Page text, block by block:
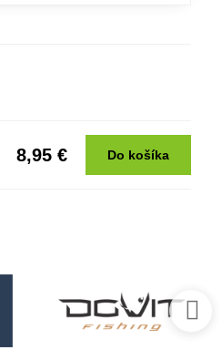
8,95 € Do košíka